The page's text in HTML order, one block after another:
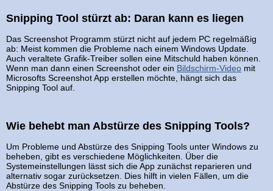
Snipping Tool stürzt ab: Daran kann es liegen
Das Screenshot Programm stürzt nicht auf jedem PC regelmäßig
ab: Meist kommen die Probleme nach einem Windows Update.
Auch veraltete Grafik-Treiber sollen eine Mitschuld haben können.
Wenn man dann einen Screenshot oder ein Bildschirm-Video mit
Microsofts Screenshot App erstellen möchte, hängt sich das
Snipping Tool auf.
Wie behebt man Abstürze des Snipping Tools?
Um Probleme und Abstürze des Snipping Tools unter Windows zu
beheben, gibt es verschiedene Möglichkeiten. Über die
Systemeinstellungen lässt sich die App zunächst reparieren und
alternativ sogar zurücksetzen. Dies hilft in vielen Fällen, um die
Abstürze des Snipping Tools zu beheben.